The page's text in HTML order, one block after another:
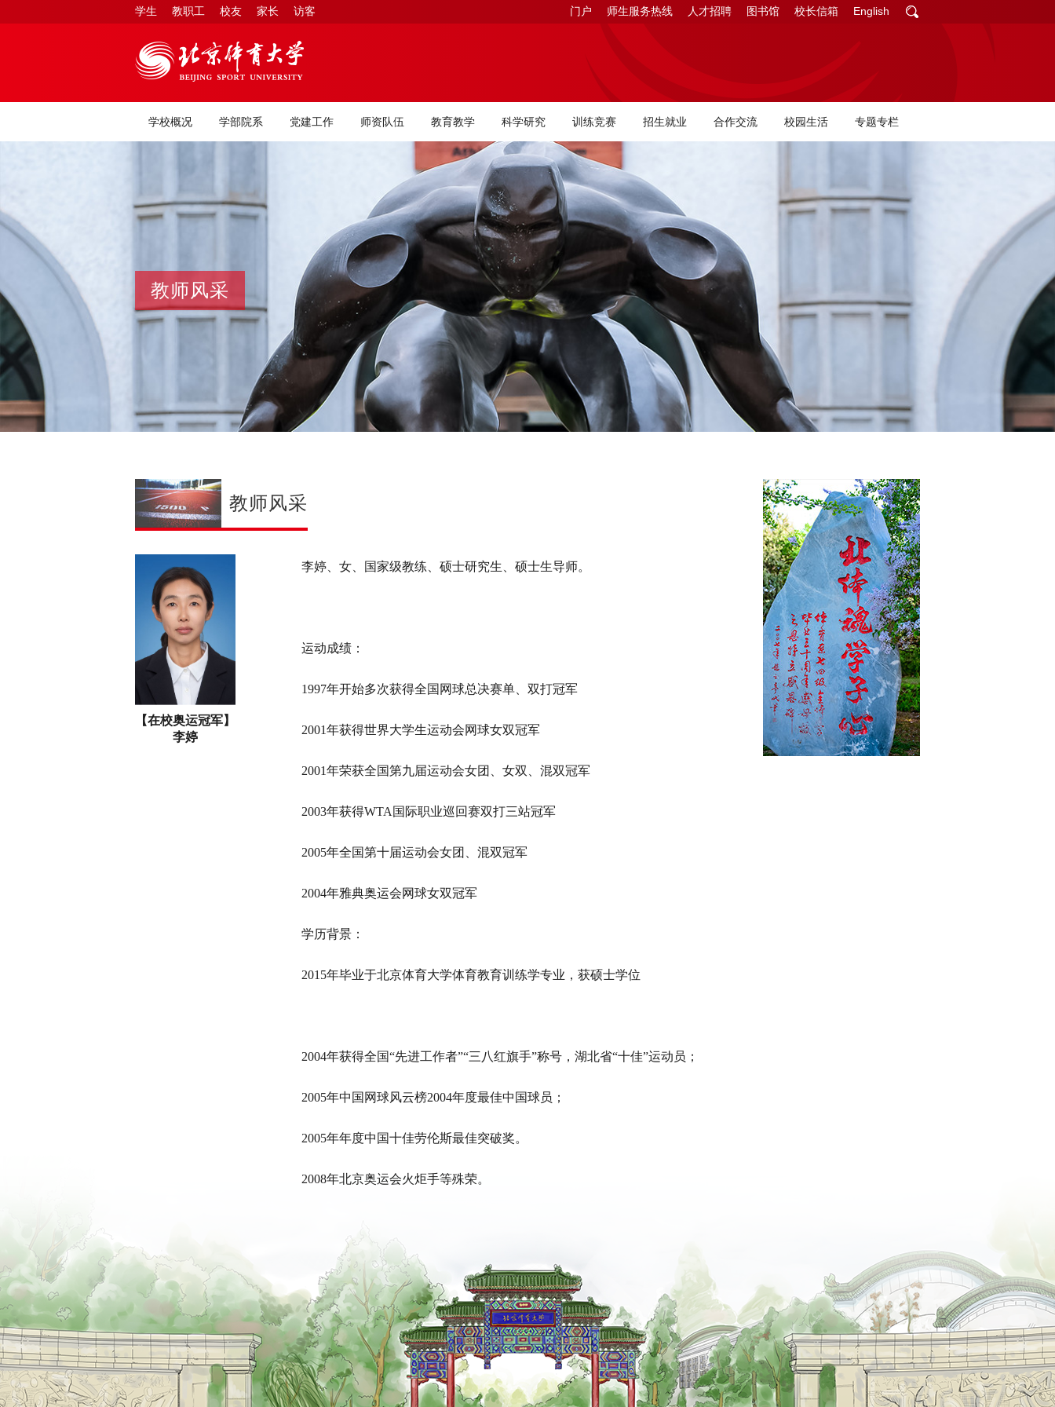
学生 教职工 校友 家长 访客 门户 师生服务热线 人才招聘 图书馆 校长信箱 English
学校概况 学部院系 党建工作 师资队伍 教育教学 科学研究 训练竞赛 招生就业 合作交流 校园生活 专题专栏
教师风采
教师风采
【在校奥运冠军】
李婷
李婷、女、国家级教练、硕士研究生、硕士生导师。
运动成绩：
1997年开始多次获得全国网球总决赛单、双打冠军
2001年获得世界大学生运动会网球女双冠军
2001年荣获全国第九届运动会女团、女双、混双冠军
2003年获得WTA国际职业巡回赛双打三站冠军
2005年全国第十届运动会女团、混双冠军
2004年雅典奥运会网球女双冠军
学历背景：
2015年毕业于北京体育大学体育教育训练学专业，获硕士学位
2004年获得全国“先进工作者”“三八红旗手”称号，湖北省“十佳”运动员；
2005年中国网球风云榜2004年度最佳中国球员；
2005年年度中国十佳劳伦斯最佳突破奖。
2008年北京奥运会火炬手等殊荣。